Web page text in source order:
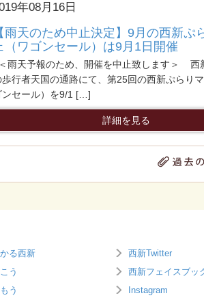
年08月16日
【雨天のため中止決定】9月の西新ぷ
（ワゴンセール）は9月1日開催
雨天予報のため、開催を中止致します＞ 西
歩行者天国の通路にて、第25回の西新ぷらり
ンセール）を9/1 […]
詳細を見る
る西新
う
う
西新Twitter
西新フェイスブッ
Instagram